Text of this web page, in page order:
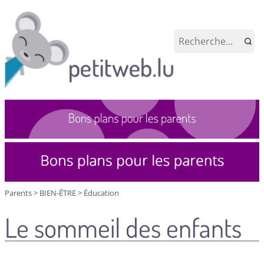
Parents> BIEN-ÊTRE> Éducation
Le sommeil des enfants